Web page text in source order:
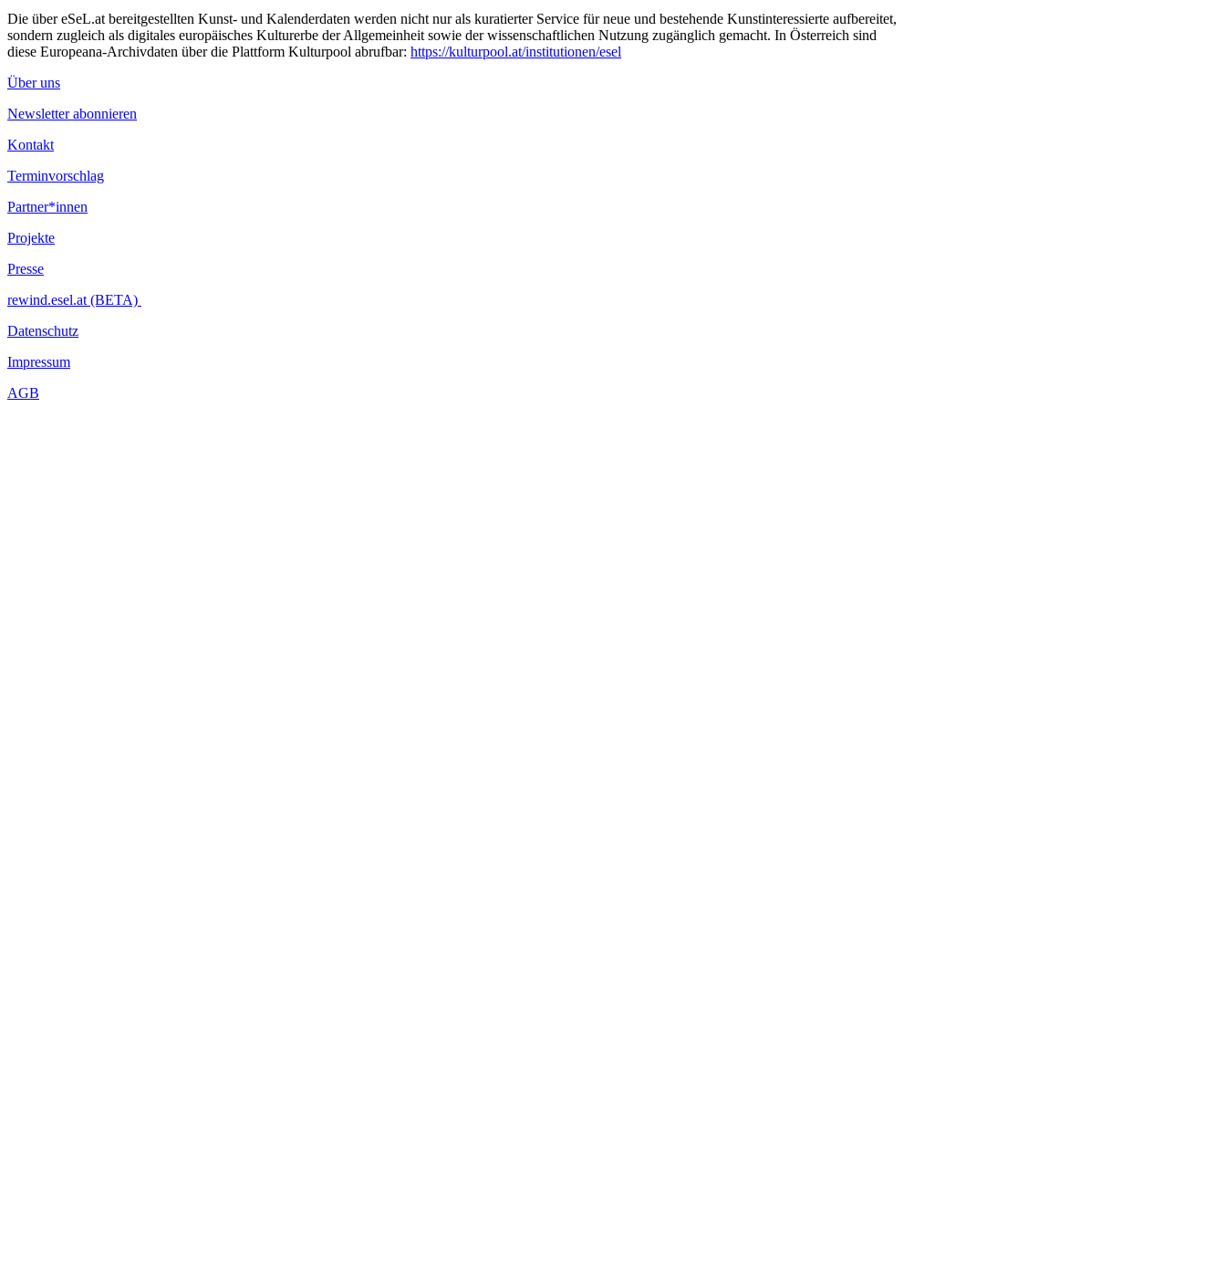
Die über eSeL.at bereitgestellten Kunst- und Kalenderdaten werden nicht nur als kuratierter Service für neue und bestehende Kunstinteressierte aufbereitet,
sondern zugleich als digitales europäisches Kulturerbe der Allgemeinheit sowie der wissenschaftlichen Nutzung zugänglich gemacht. In Österreich sind
diese Europeana-Archivdaten über die Plattform Kulturpool abrufbar: https://kulturpool.at/institutionen/esel
Über uns
Newsletter abonnieren
Kontakt
Terminvorschlag
Partner*innen
Projekte
Presse
rewind.esel.at (BETA)
Datenschutz
Impressum
AGB